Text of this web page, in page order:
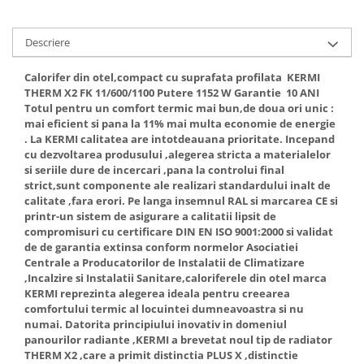
Calorifere decorative
Boilere
Boilere electrice
Boilere termoelectrice
Accesorii Boilere Tesy
Puffere/Stocatoare de caldura
Puffer fara serpentina
Puffer 1 serpentina
Puffer 2 serpentine
Puffer cu serpentina pentru A.C.M.
Puffer pentru pompe de caldura
Aer conditionat
Dezumidificatoare
Aparate de Aer conditionat 9000
Descriere
Calorifer din otel,compact cu suprafata profilata KERMI
THERM X2 FK 11/600/1100 Putere 1152 W Garantie 10 ANI
Totul pentru un comfort termic mai bun,de doua ori unic :
mai eficient si pana la 11% mai multa economie de energie
. La KERMI calitatea are intotdeauana prioritate. Incepand
cu dezvoltarea produsului ,alegerea stricta a materialelor
si seriile dure de incercari ,pana la controlui final
strict,sunt componente ale realizari standardului inalt de
calitate ,fara erori. Pe langa insemnul RAL si marcarea CE si
printr-un sistem de asigurare a calitatii lipsit de
compromisuri cu certificare DIN EN ISO 9001:2000 si validat
de de garantia extinsa conform normelor Asociatiei
Centrale a Producatorilor de Instalatii de Climatizare
,Incalzire si Instalatii Sanitare,caloriferele din otel marca
KERMI reprezinta alegerea ideala pentru creearea
comfortului termic al locuintei dumneavoastra si nu
numai. Datorita principiului inovativ in domeniul
panourilor radiante ,KERMI a brevetat noul tip de radiator
THERM X2 ,care a primit distinctia PLUS X ,distinctie